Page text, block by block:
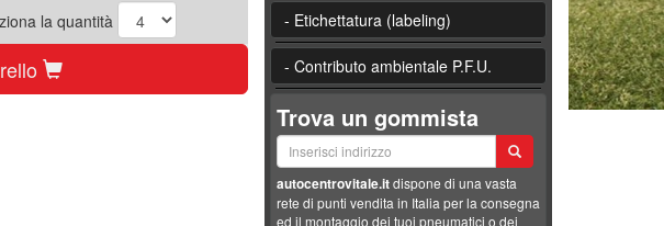
la quantità - Etichettatura (labeling)
- Contributo ambientale P.F.U.
Trova un gommista
autocentrovitale.itdispone di una vasta
rete di punti vendita in Italia per la consegna
ed il montaggio dei tuoi pneumatici o dei